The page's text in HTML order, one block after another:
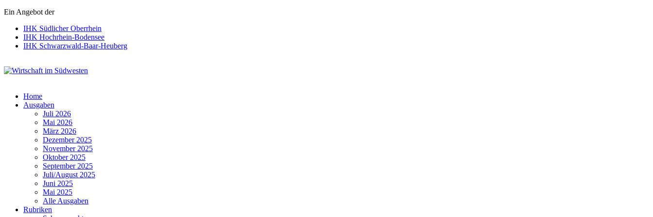
Ein Angebot der
IHK Südlicher Oberrhein
IHK Hochrhein-Bodensee
IHK Schwarzwald-Baar-Heuberg
Home
Ausgaben
Juli 2026
Mai 2026
März 2026
Dezember 2025
November 2025
Oktober 2025
September 2025
Juli/August 2025
Juni 2025
Mai 2025
Alle Ausgaben
Rubriken